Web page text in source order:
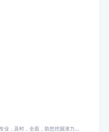
，及时，全面，助您挖掘潜力...